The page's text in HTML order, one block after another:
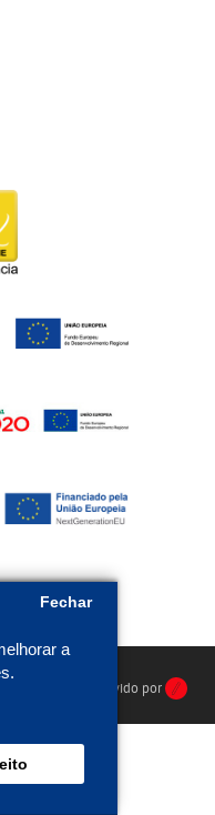
a
Fechar
Desenvolvido por